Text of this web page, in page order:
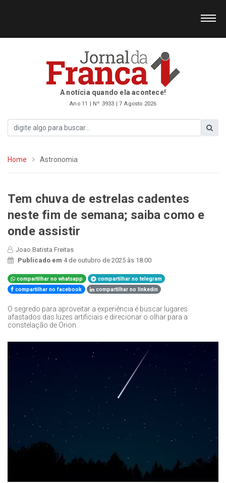
A notícia quando ela acontece!
Ano 11 | Nº 3933 | 7 Agosto 2026
Home Astronomia
Tem chuva de estrelas cadentes
neste fim de semana; saiba como e
onde assistir
Joao Batista Freitas
Publicado em 4 de outubro de 2025 às 18:00
compartilhar no whatsapp
compartilhar no telegram
compartilhar no facebook
compartilhar no linkedin
O segredo para aproveitar a experiência é buscar lugares
afastados das luzes artificiais e direcionar o olhar para a
constelação de Orion.